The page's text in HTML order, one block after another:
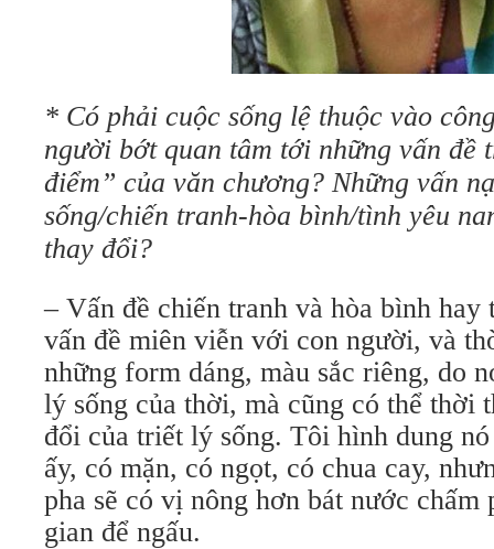
* Có phải cuộc sống lệ thuộc vào
người bớt quan tâm tới những vấn đề
điểm” của văn chương? Những vấn
sống/chiến tranh-hòa bình/tình yêu
thay đổi?
– Vấn đề chiến tranh và hòa bình
vấn đề miên viễn với con người, và
những form dáng, màu sắc riêng, do
lý sống của thời, mà cũng có thể thời
đổi của triết lý sống. Tôi hình dung
ấy, có mặn, có ngọt, có chua cay,
pha sẽ có vị nông hơn bát nước
gian để ngấu.